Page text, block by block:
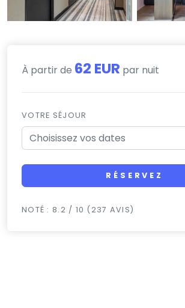
À partir de 62 EUR par nuit
VOTRE SÉJOUR
RÉSERVEZ
NOTÉ : 8.2 / 10 (237 AVIS)